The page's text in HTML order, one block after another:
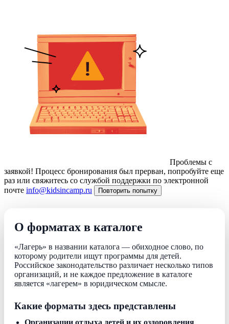
Проблемы с
заявкой! Процесс бронирования был прерван, попробуйте еще
раз или свяжитесь со службой поддержки по электронной
почте info@kidsincamp.ru Повторить попытку
О форматах в каталоге
«Лагерь» в названии каталога — обиходное слово, по
которому родители ищут программы для детей.
Российское законодательство различает несколько типов
организаций, и не каждое предложение в каталоге
является «лагерем» в юридическом смысле.
Какие форматы здесь представлены
Организации отдыха детей и их оздоровления